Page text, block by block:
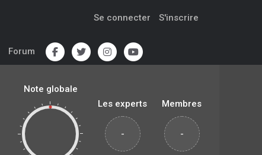
Se connecter S'inscrire
Forum
Note globale
Les experts
-
Membres
-